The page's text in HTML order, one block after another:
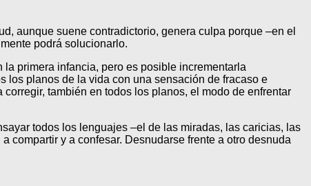
aunque suene contradictorio, genera culpa porque –en el
podrá solucionarlo.
primera infancia, pero es posible incrementarla
los planos de la vida con una sensación de fracaso e
también en todos los planos, el modo de enfrentar
todos los lenguajes –el de las miradas, las caricias, las
compartir y a confesar. Desnudarse frente a otro desnuda